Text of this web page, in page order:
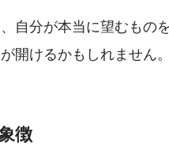
自分が本当に望むもの
開けるかもしれません。
徴